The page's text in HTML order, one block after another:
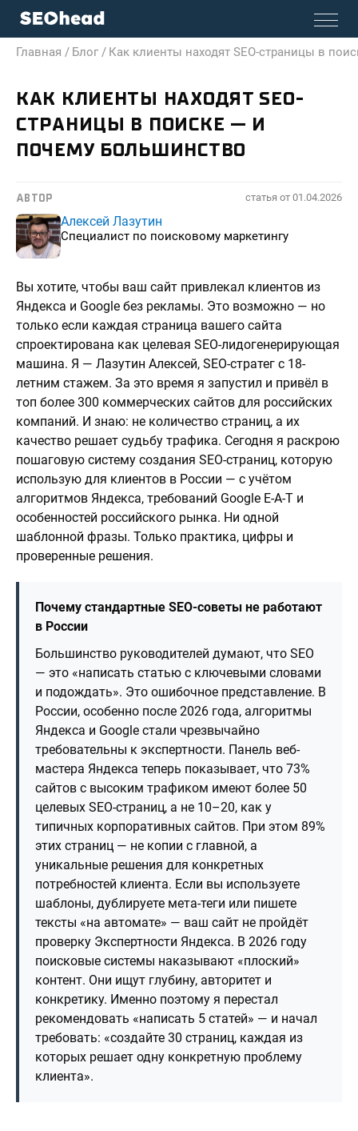
Главная / Блог / Как клиенты находят SEO-страницы в
КАК КЛИЕНТЫ НАХОДЯТ SEO-
СТРАНИЦЫ В ПОИСКЕ — И
ПОЧЕМУ БОЛЬШИНСТВО
АВТОР статья от 01.04.2026
Алексей Лазутин
Специалист по поисковому маркетингу
Вы хотите, чтобы ваш сайт привлекал клиентов из
Яндекса и Google без рекламы. Это возможно — но
только если каждая страница вашего сайта
спроектирована как целевая SEO-лидогенерирующая
машина. Я — Лазутин Алексей, SEO-стратег с 18-
летним стажем. За это время я запустил и привёл в
топ более 300 коммерческих сайтов для российских
компаний. И знаю: не количество страниц, а их
качество решает судьбу трафика. Сегодня я раскрою
пошаговую систему создания SEO-страниц, которую
использую для клиентов в России — с учётом
алгоритмов Яндекса, требований Google E-A-T и
особенностей российского рынка. Ни одной
шаблонной фразы. Только практика, цифры и
проверенные решения.
Почему стандартные SEO-советы не работают
в России
Большинство руководителей думают, что SEO
— это «написать статью с ключевыми словами
и подождать». Это ошибочное представление. В
России, особенно после 2026 года, алгоритмы
Яндекса и Google стали чрезвычайно
требовательны к экспертности. Панель веб-
мастера Яндекса теперь показывает, что 73%
сайтов с высоким трафиком имеют более 50
целевых SEO-страниц, а не 10–20, как у
типичных корпоративных сайтов. При этом 89%
этих страниц — не копии с главной, а
уникальные решения для конкретных
потребностей клиента. Если вы используете
шаблоны, дублируете мета-теги или пишете
тексты «на автомате» — ваш сайт не пройдёт
проверку Экспертности Яндекса. В 2026 году
поисковые системы наказывают «плоский»
контент. Они ищут глубину, авторитет и
конкретику. Именно поэтому я перестал
рекомендовать «написать 5 статей» — и начал
требовать: «создайте 30 страниц, каждая из
которых решает одну конкретную проблему
клиента».